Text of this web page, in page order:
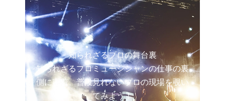
知られざるプロの舞台裏
知られざるプロミュージシャンの仕事の裏
側に密着。普段見れないプロの現場を覗い
てみよう！